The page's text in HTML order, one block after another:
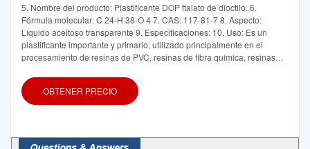
5. Nombre del producto: Plastificante DOP ftalato de dioctilo. 6.
Fórmula molecular: C 24-H 38-O 4 7. CAS: 117-81-7 8. Aspecto:
Líquido aceitoso transparente 9. Especificaciones: 10. Uso: Es un
plastificante importante y primario, utilizado principalmente en el
procesamiento de resinas de PVC, resinas de fibra química, resinas
de cuero artificial, película agrícola
OBTENER PRECIO